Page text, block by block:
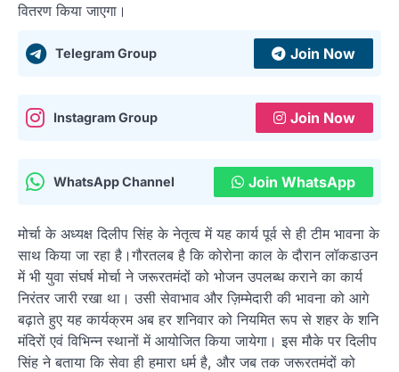
वितरण किया जाएगा।
Telegram Group Join Now
Instagram Group Join Now
WhatsApp Channel Join WhatsApp
मोर्चा के अध्यक्ष दिलीप सिंह के नेतृत्व में यह कार्य पूर्व से ही टीम भावना के
साथ किया जा रहा है।गौरतलब है कि कोरोना काल के दौरान लॉकडाउन
में भी युवा संघर्ष मोर्चा ने जरूरतमंदों को भोजन उपलब्ध कराने का कार्य
निरंतर जारी रखा था। उसी सेवाभाव और ज़िम्मेदारी की भावना को आगे
बढ़ाते हुए यह कार्यक्रम अब हर शनिवार को नियमित रूप से शहर के शनि
मंदिरों एवं विभिन्न स्थानों में आयोजित किया जायेगा। इस मौके पर दिलीप
सिंह ने बताया कि सेवा ही हमारा धर्म है, और जब तक जरूरतमंदों को